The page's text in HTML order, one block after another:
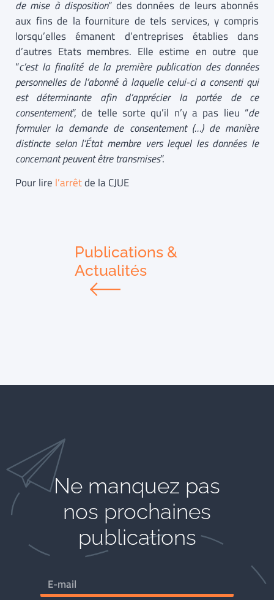
de mise à disposition” des données de leurs abonnés
aux fins de la fourniture de tels services, y compris
lorsqu’elles émanent d’entreprises établies dans
d’autres Etats membres. Elle estime en outre que
“c’est la finalité de la première publication des données
personnelles de l’abonné à laquelle celui-ci a consenti qui
est déterminante afin d’apprécier la portée de ce
consentement”, de telle sorte qu’il n’y a pas lieu “de
formuler la demande de consentement (…) de manière
distincte selon l’État membre vers lequel les données le
concernant peuvent être transmises”.
Pour lire l’arrêtde la CJUE
Publications &
Actualités
Ne manquez pas
nos prochaines
publications